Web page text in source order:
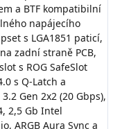
a BTF kompatibilní
napájecího
s LGA1851 paticí,
zadní straně PCB,
s ROG SafeSlot
s Q-Latch a
Gen 2x2 (20 Gbps),
2,5 Gb Intel
ARGB Aura Sync a